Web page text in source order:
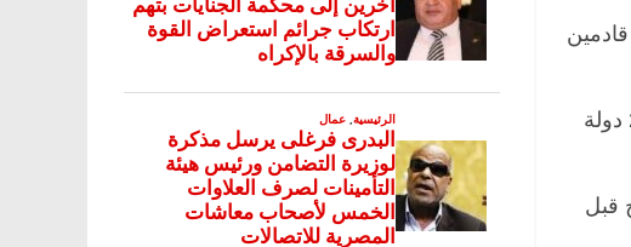
وتُتخذ القرارات في الاتحاد الأوروبي بالأغلبية الموصوفة، أي تبني اتفاق يتطلب دعم 15 من أصل 27 دولة
قبل